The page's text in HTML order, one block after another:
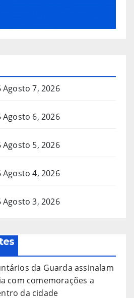
Agosto 7, 2026
Agosto 6, 2026
Agosto 5, 2026
Agosto 4, 2026
Agosto 3, 2026
da Guarda assinalam
com comemorações a
da cidade